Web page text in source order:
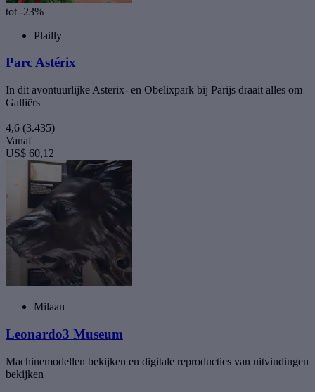
tot -23%
Plailly
Parc Astérix
In dit avontuurlijke Asterix- en Obelixpark bij Parijs draait alles om
Galliërs
4,6 (3.435)
Vanaf
US$ 60,12
Milaan
Leonardo3 Museum
Machinemodellen bekijken en digitale reproducties van uitvindingen
bekijken